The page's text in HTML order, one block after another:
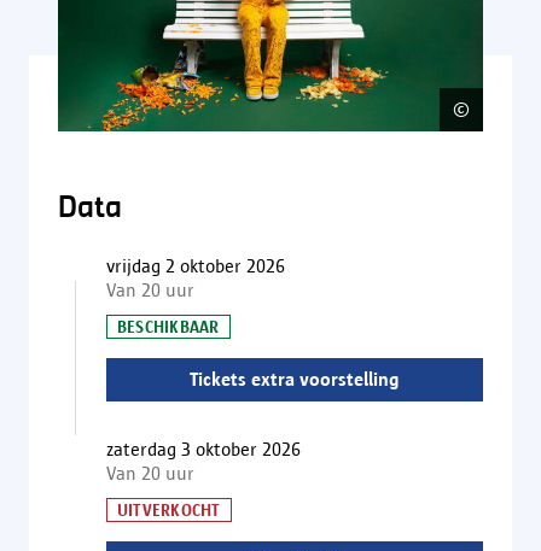
©
Data
vrijdag 2 oktober 2026
Van 20 uur
BESCHIKBAAR
Tickets extra voorstelling
zaterdag 3 oktober 2026
Van 20 uur
UITVERKOCHT